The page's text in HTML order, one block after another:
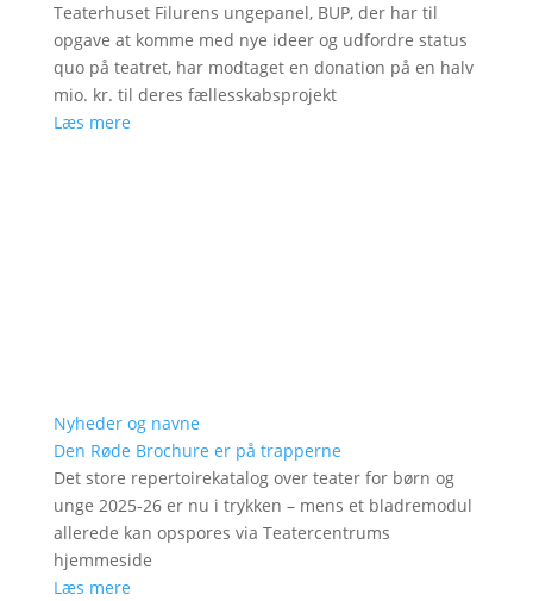
Teaterhuset Filurens ungepanel, BUP, der har til
opgave at komme med nye ideer og udfordre status
quo på teatret, har modtaget en donation på en halv
mio. kr. til deres fællesskabsprojekt
Læs mere
Nyheder og navne
Den Røde Brochure er på trapperne
Det store repertoirekatalog over teater for børn og
unge 2025-26 er nu i trykken – mens et bladremodul
allerede kan opspores via Teatercentrums
hjemmeside
Læs mere